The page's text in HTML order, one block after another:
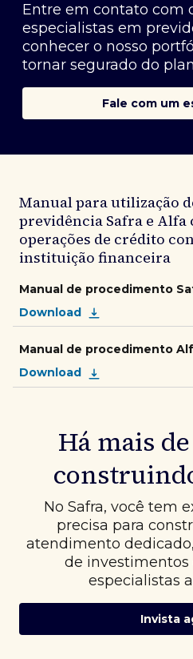
Entre em contato com
especialistas em
conhecer o nosso
tornar segurado do
Fale com um
Manual para utilização
previdência Safra e Alfa
operações de crédito
instituição financeira
Manual de procedimento
Download
Manual de procedimento
Download
Há mais
No Safra, você tem
precisa para
atendimento
de investimentos
especialistas
Invista